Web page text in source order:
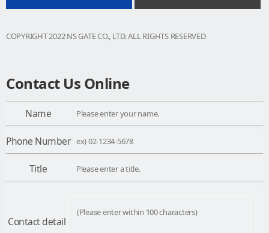
COPYRIGHT 2022 NS GATE CO., LTD. ALL RIGHTS RESERVED
Contact Us Online
Name
Phone Number
Title
Contact detail